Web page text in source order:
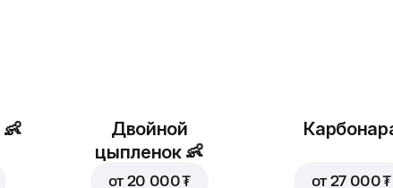
👶
Двойной
цыпленок 👶
от 20 000 ₮ от 27 000 ₮